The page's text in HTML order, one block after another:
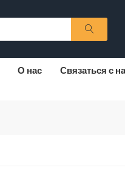
О нас Связаться с